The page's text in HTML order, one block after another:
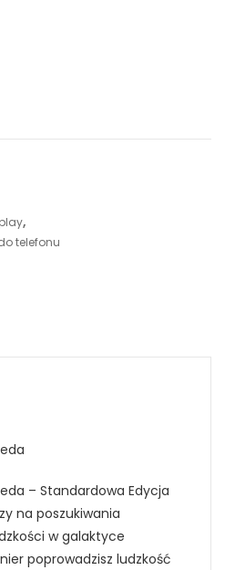
,
telefonu
– Standardowa Edycja
na poszukiwania
w galaktyce
poprowadzisz ludzkość